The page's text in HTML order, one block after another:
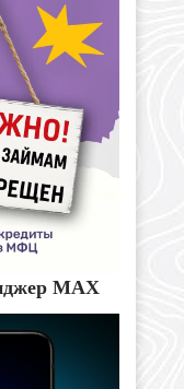
MAX